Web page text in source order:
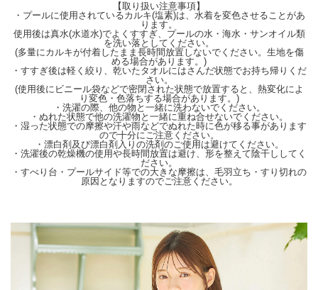
着丈：56.5cm
身幅：45cm
裾幅：45cm
袖口幅：9cm
【Color】#05 ブラック(無地)/#20 ネイビー(チェリー)/#157 グレイッシュピンク(フ
【Attention】サイズは平置きサイズとなりますので測り方により誤差が出る場合が
ございます。 色合いはモニター環境により若干の誤差が出ます。 ライティングや
天候によりモデル画像と物撮り画像のカラーに違いある場合、物撮り画像の方が
実際のカラーに近い状態で撮影されておりますので、そちらを参考にしてください
ませ。
【取り扱い注意事項】
・プールに使用されているカルキ(塩素)は、水着を変色させることがあ
ります。
使用後は真水(水道水)でよくすすぎ、プールの水・海水・サンオイル類
を洗い落としてください。
(多量にカルキが付着したまま長時間放置しないでください。生地を傷
める場合があります。)
・すすぎ後は軽く絞り、乾いたタオルにはさんだ状態でお持ち帰りくだ
さい。
(使用後にビニール袋などで密閉された状態で放置すると、熱変化によ
り変色・色落ちする場合があります。)
・洗濯の際、他の物と一緒に洗わないでください。
・ぬれた状態で他の洗濯物と一緒に重ね合せないでください。
・湿った状態での摩擦や汗や雨などでぬれた時に色が移る事があります
ので十分にご注意ください。
・漂白剤及び漂白剤入りの洗剤のご使用は避けてください。
・洗濯後の乾燥機の使用や長時間放置は避け、形を整えて陰干ししてく
ださい。
・すべり台・プールサイド等での大きな摩擦は、毛羽立ち・すり切れの
原因となりますのでご注意ください。